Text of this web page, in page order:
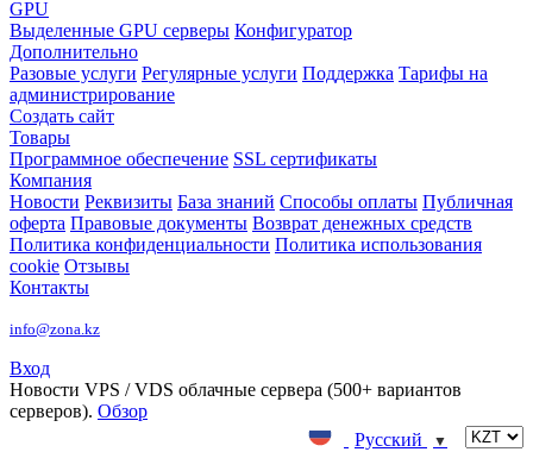
GPU
Выделенные GPU серверы Конфигуратор
Дополнительно
Разовые услуги Регулярные услуги Поддержка Тарифы на
администрирование
Создать сайт
Товары
Программное обеспечение SSL сертификаты
Компания
Новости Реквизиты База знаний Способы оплаты Публичная
оферта Правовые документы Возврат денежных средств
Политика конфиденциальности Политика использования
cookie Отзывы
Контакты
info@zona.kz
Вход
Новости VPS / VDS облачные сервера (500+ вариантов
серверов). Обзор
Русский
▼